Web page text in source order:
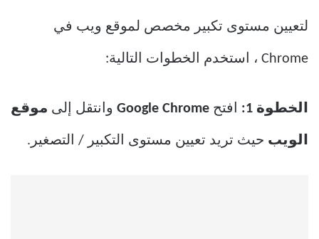
لتعيين مستوى تكبير مخصص لموقع ويب في
Chrome ، استخدم الخطوات التالية:
الخطوة 1: افتح وانتقل إلى موقع
الويب حيث تريد تعيين مستوى التكبير / التصغير.